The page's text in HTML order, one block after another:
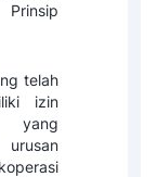
telah
izin
yang